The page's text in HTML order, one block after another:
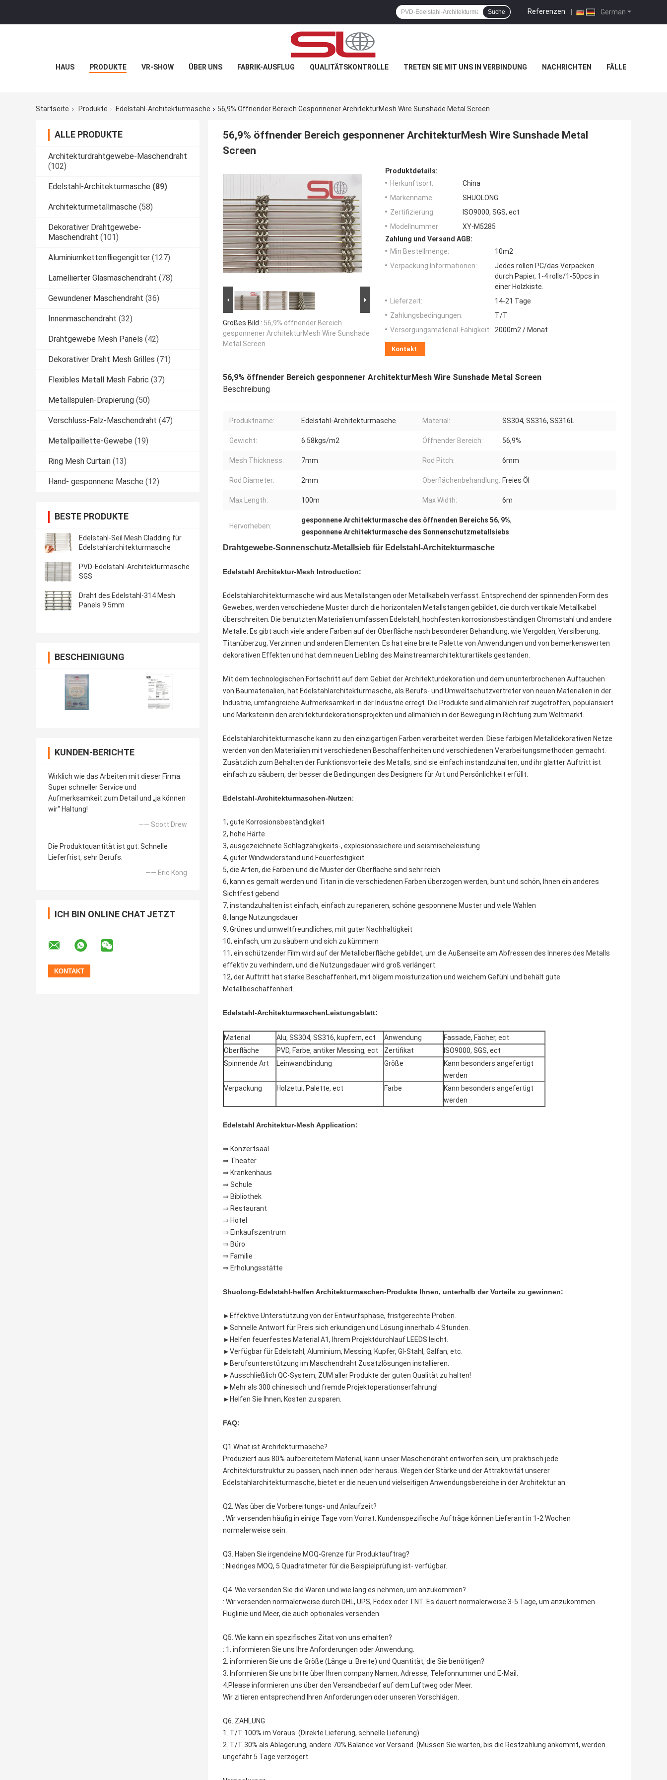
German
Referenzen |
Suche
HAUS PRODUKTE VR-SHOW ÜBER UNS FABRIK-AUSFLUG QUALITÄTSKONTROLLE TRETEN SIE MIT UNS IN VERBINDUNG NACHRICHTEN FÄLLE
Startseite Produkte Edelstahl-Architekturmasche 56,9% Öffnender Bereich Gesponnener ArchitekturMesh Wire Sunshade Metal Screen
ALLE PRODUKTE
Architekturdrahtgewebe-Maschendraht
(102)
Edelstahl-Architekturmasche (89)
Architekturmetallmasche (58)
Dekorativer Drahtgewebe-
Maschendraht (101)
Aluminiumkettenfliegengitter (127)
Lamellierter Glasmaschendraht (78)
Gewundener Maschendraht (36)
Innenmaschendraht (32)
Drahtgewebe Mesh Panels (42)
Dekorativer Draht Mesh Grilles (71)
Flexibles Metall Mesh Fabric (37)
Metallspulen-Drapierung (50)
Verschluss-Falz-Maschendraht (47)
Metallpaillette-Gewebe (19)
Ring Mesh Curtain (13)
Hand- gesponnene Masche (12)
BESTE PRODUKTE
Edelstahl-Seil Mesh Cladding für
Edelstahlarchitekturmasche
PVD-Edelstahl-Architekturmasche
SGS
Draht des Edelstahl-314 Mesh
Panels 9.5mm
BESCHEINIGUNG
KUNDEN-BERICHTE
Wirklich wie das Arbeiten mit dieser Firma.
Super schneller Service und
Aufmerksamkeit zum Detail und „ja können
wir“ Haltung!
—— Scott Drew
Die Produktquantität ist gut. Schnelle
Lieferfrist, sehr Berufs.
—— Eric Kong
ICH BIN ONLINE CHAT JETZT
56,9% öffnender Bereich gesponnener ArchitekturMesh Wire Sunshade Metal
Screen
Großes Bild : 56,9% öffnender Bereich
gesponnener ArchitekturMesh Wire Sunshade
Metal Screen
Produktdetails:
Herkunftsort:
China
Markenname:
SHUOLONG
Zertifizierung:
ISO9000, SGS, ect
Modellnummer:
XY-M5285
Zahlung und Versand AGB:
Min Bestellmenge:
10m2
Verpackung Informationen:
Jedes rollen PC/das Verpacken
durch Papier, 1-4 rolls/1-50pcs in
einer Holzkiste.
Lieferzeit:
14-21 Tage
Zahlungsbedingungen:
T/T
Versorgungsmaterial-Fähigkeit: 2000m2 / Monat
Kontakt
56,9% öffnender Bereich gesponnener ArchitekturMesh Wire Sunshade Metal Screen
Beschreibung
Produktname: Edelstahl-Architekturmasche Material: SS304, SS316, SS316L
Gewicht: 6.58kgs/m2 Öffnender Bereich: 56,9%
Mesh Thickness: 7mm Rod Pitch: 6mm
Rod Diameter: 2mm Oberflächenbehandlung: Freies Öl
Max Length: 100m Max Width: 6m
Hervorheben:
gesponnene Architekturmasche des öffnenden Bereichs 56, 9%,
gesponnene Architekturmasche des Sonnenschutzmetallsiebs
Drahtgewebe-Sonnenschutz-Metallsieb für Edelstahl-Architekturmasche
Edelstahl Architektur-Mesh Introduction:
Edelstahlarchitekturmasche wird aus Metallstangen oder Metallkabeln verfasst. Entsprechend der spinnenden Form des
Gewebes, werden verschiedene Muster durch die horizontalen Metallstangen gebildet, die durch vertikale Metallkabel
überschreiten. Die benutzten Materialien umfassen Edelstahl, hochfesten korrosionsbeständigen Chromstahl und andere
Metalle. Es gibt auch viele andere Farben auf der Oberfläche nach besonderer Behandlung, wie Vergolden, Versilberung,
Titanüberzug, Verzinnen und anderen Elementen. Es hat eine breite Palette von Anwendungen und von bemerkenswerten
dekorativen Effekten und hat dem neuen Liebling des Mainstreamarchitekturartikels gestanden.
Mit dem technologischen Fortschritt auf dem Gebiet der Architekturdekoration und dem ununterbrochenen Auftauchen
von Baumaterialien, hat Edelstahlarchitekturmasche, als Berufs- und Umweltschutzvertreter von neuen Materialien in der
Industrie, umfangreiche Aufmerksamkeit in der Industrie erregt. Die Produkte sind allmählich reif zugetroffen, popularisiert
und Marksteinin den architekturdekorationsprojekten und allmählich in der Bewegung in Richtung zum Weltmarkt.
Edelstahlarchitekturmasche kann zu den einzigartigen Farben verarbeitet werden. Diese farbigen Metalldekorativen Netze
werden von den Materialien mit verschiedenen Beschaffenheiten und verschiedenen Verarbeitungsmethoden gemacht.
Zusätzlich zum Behalten der Funktionsvorteile des Metalls, sind sie einfach instandzuhalten, und ihr glatter Auftritt ist
einfach zu säubern, der besser die Bedingungen des Designers für Art und Persönlichkeit erfüllt.
Edelstahl-Architekturmaschen-Nutzen:
1, gute Korrosionsbeständigkeit
2, hohe Härte
3, ausgezeichnete Schlagzähigkeits-, explosionssichere und seismischeleistung
4, guter Windwiderstand und Feuerfestigkeit
5, die Arten, die Farben und die Muster der Oberfläche sind sehr reich
6, kann es gemalt werden und Titan in die verschiedenen Farben überzogen werden, bunt und schön, Ihnen ein anderes
Sichtfest gebend
7, instandzuhalten ist einfach, einfach zu reparieren, schöne gesponnene Muster und viele Wahlen
8, lange Nutzungsdauer
9, Grünes und umweltfreundliches, mit guter Nachhaltigkeit
10, einfach, um zu säubern und sich zu kümmern
11, ein schützender Film wird auf der Metalloberfläche gebildet, um die Außenseite am Abfressen des Inneres des Metalls
effektiv zu verhindern, und die Nutzungsdauer wird groß verlängert.
12, der Auftritt hat starke Beschaffenheit, mit öligem moisturization und weichem Gefühl und behält gute
Metallbeschaffenheit.
Edelstahl-ArchitekturmaschenLeistungsblatt:
Material Alu, SS304, SS316, kupfern, ect Anwendung
Fassade, Fächer, ect
Oberfläche
PVD, Farbe, antiker Messing, ect Zertifikat
ISO9000, SGS, ect
Spinnende Art
Leinwandbindung Größe
Kann besonders angefertigt
werden
Verpackung
Holzetui, Palette, ect Farbe
Kann besonders angefertigt
werden
Edelstahl Architektur-Mesh Application:
⇒ Konzertsaal
⇒ Theater
⇒ Krankenhaus
⇒ Schule
⇒ Bibliothek
⇒ Restaurant
⇒ Hotel
⇒ Einkaufszentrum
⇒ Büro
⇒ Familie
⇒ Erholungsstätte
Shuolong-Edelstahl-helfen Architekturmaschen-Produkte Ihnen, unterhalb der Vorteile zu gewinnen:
► Effektive Unterstützung von der Entwurfsphase, fristgerechte Proben.
►Schnelle Antwort für Preis sich erkundigen und Lösung innerhalb 4 Stunden.
►Helfen feuerfestes Material A1, Ihrem Projektdurchlauf LEEDS leicht.
►Verfügbar für Edelstahl, Aluminium, Messing, Kupfer, GI-Stahl, Galfan, etc.
►Berufsunterstützung im Maschendraht Zusatzlösungen installieren.
►Ausschließlich QC-System, ZUM aller Produkte der guten Qualität zu halten!
►Mehr als 300 chinesisch und fremde Projektoperationserfahrung!
►Helfen Sie Ihnen, Kosten zu sparen.
FAQ:
Q1.What ist Architekturmasche?
Produziert aus 80% aufbereitetem Material, kann unser Maschendraht entworfen sein, um praktisch jede
Architekturstruktur zu passen, nach innen oder heraus. Wegen der Stärke und der Attraktivität unserer
Edelstahlarchitekturmasche, bietet er die neuen und vielseitigen Anwendungsbereiche in der Architektur an.
Q2. Was über die Vorbereitungs- und Anlaufzeit?
: Wir versenden häufig in einige Tage vom Vorrat. Kundenspezifische Aufträge können Lieferant in 1-2 Wochen
normalerweise sein.
Q3. Haben Sie irgendeine MOQ-Grenze für Produktauftrag?
: Niedriges MOQ, 5 Quadratmeter für die Beispielprüfung ist- verfügbar.
Q4. Wie versenden Sie die Waren und wie lang es nehmen, um anzukommen?
: Wir versenden normalerweise durch DHL, UPS, Fedex oder TNT. Es dauert normalerweise 3-5 Tage, um anzukommen.
Fluglinie und Meer, die auch optionales versenden.
Q5. Wie kann ein spezifisches Zitat von uns erhalten?
: 1. informieren Sie uns Ihre Anforderungen oder Anwendung.
2. informieren Sie uns die Größe (Länge u. Breite) und Quantität, die Sie benötigen?
3. Informieren Sie uns bitte über Ihren company Namen, Adresse, Telefonnummer und E-Mail.
4.Please informieren uns über den Versandbedarf auf dem Luftweg oder Meer.
Wir zitieren entsprechend Ihren Anforderungen oder unseren Vorschlägen.
Q6. ZAHLUNG
1. T/T 100% im Voraus. (Direkte Lieferung, schnelle Lieferung)
2. T/T 30% als Ablagerung, andere 70% Balance vor Versand. (Müssen Sie warten, bis die Restzahlung ankommt, werden
ungefähr 5 Tage verzögert.